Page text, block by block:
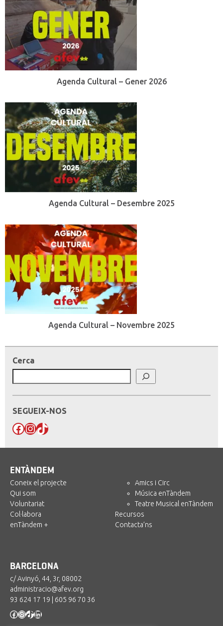
Agenda Cultural – Gener 2026
Agenda Cultural – Desembre 2025
Agenda Cultural – Novembre 2025
Cerca
SEGUEIX-NOS
Facebook
Instagram
TikTok
ENTÀNDEM
Coneix el projecte
Qui som
Voluntariat
Col·labora
enTàndem +
Amics i Circ
Música enTàndem
Teatre Musical enTàndem
Recursos
Contacta’ns
BARCELONA
c/ Avinyó, 44, 3r, 08002
administracio@afev.org
93 624 17 19
605 96 70 36
Facebook
Instagram
TikTok
LinkedIn